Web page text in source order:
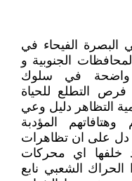
البصرة الفيحاء في
المحافظات الجنوبية و
واضحة في سلوك
فرص التطلع للحياة
التظاهر دليل وعي
المؤدبة
دل على ان تظاهرات
خلفها اي محركات
الشعبي نابع